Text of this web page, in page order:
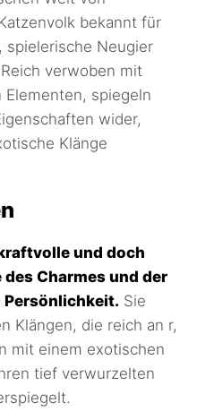
bekannt für
spielerische Neugier
verwoben mit
spiegeln
wider,
Klänge
und doch
Charmes und der
Sie
Klängen, die reich an r,
mit einem exotischen
tief verwurzelten